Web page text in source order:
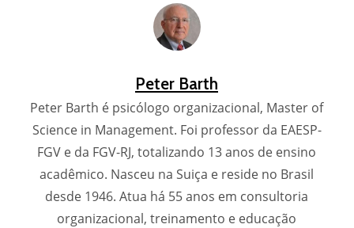
Peter Barth
Peter Barth é psicólogo organizacional, Master of
Science in Management. Foi professor da EAESP-
FGV e da FGV-RJ, totalizando 13 anos de ensino
acadêmico. Nasceu na Suiça e reside no Brasil
desde 1946. Atua há 55 anos em consultoria
organizacional, treinamento e educação